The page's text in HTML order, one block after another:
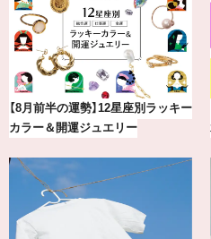
【2026年8月】鏡リュウジの12星座
別占い